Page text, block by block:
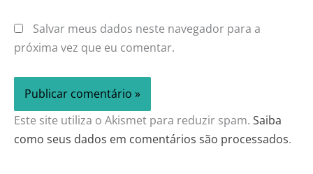
Salvar meus dados neste navegador para a
próxima vez que eu comentar.
Este site utiliza o Akismet para reduzir spam. Saiba
como seus dados em comentários são processados.